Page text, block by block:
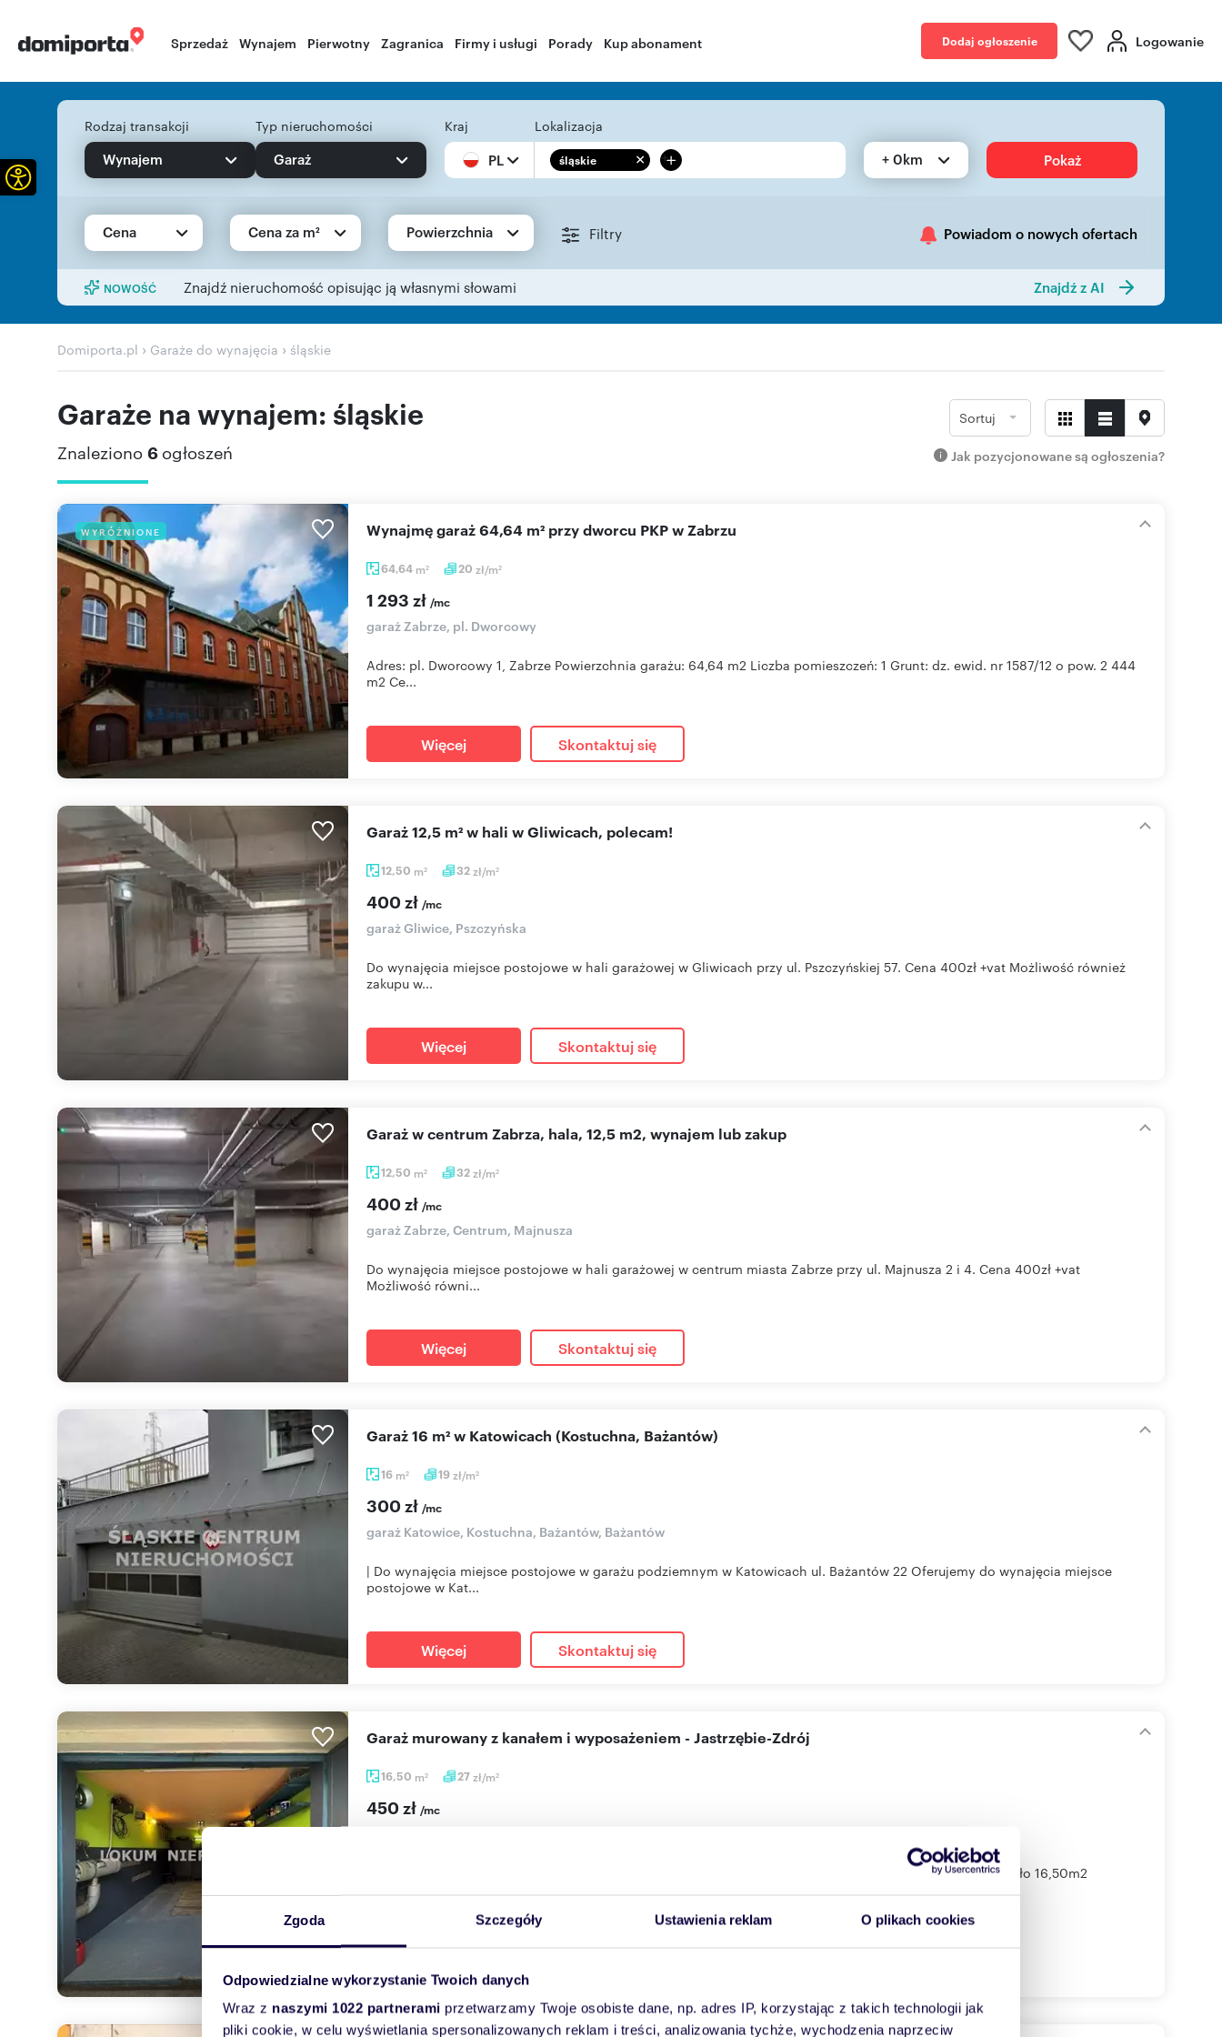
Zgoda Szczegóły Ustawienia reklam O plikach cookies
Odpowiedzialne wykorzystanie Twoich danych
Wraz z naszymi 1022 partnerami przetwarzamy Twoje osobiste dane, np. adres IP, korzystając z takich technologii jak
pliki cookie, w celu wyświetlania spersonalizowanych reklam i treści, analizowania tychże, wychodzenia naprzeciw
Sprzedaż Wynajem Pierwotny Zagranica Firmy i usługi Porady Kup abonament Dodaj ogłoszenie Logowanie
Rodzaj transakcji
Wynajem
Typ nieruchomości
Garaż
Kraj
PL
Lokalizacja
śląskie + + 0km Pokaż
Cena Cena za m² Powierzchnia Filtry Powiadom o nowych ofertach
NOWOŚĆ Znajdź nieruchomość opisując ją własnymi słowami Znajdź z AI
Domiporta.pl › Garaże do wynajęcia › śląskie
Garaże na wynajem: śląskie
Znaleziono 6 ogłoszeń
Sortuj
Jak pozycjonowane są ogłoszenia?
WYRÓŻNIONE
64,64 m2 20 zł/m2
Wynajmę garaż 64,64 m² przy dworcu PKP w Zabrzu
1 293 zł /mc
garaż Zabrze, pl. Dworcowy
Adres: pl. Dworcowy 1, Zabrze Powierzchnia garażu: 64,64 m2 Liczba pomieszczeń: 1 Grunt: dz. ewid. nr 1587/12 o pow. 2 444
m2 Ce...
Więcej Skontaktuj się
12,50 m2 32zł/m2
Garaż 12,5 m² w hali w Gliwicach, polecam!
400 zł /mc
garaż Gliwice, Pszczyńska
Do wynajęcia miejsce postojowe w hali garażowej w Gliwicach przy ul. Pszczyńskiej 57. Cena 400zł +vat Możliwość również
zakupu w...
Więcej Skontaktuj się
12,50 m2 32zł/m2
Garaż w centrum Zabrza, hala, 12,5 m2, wynajem lub zakup
400 zł /mc
garaż Zabrze, Centrum, Majnusza
Do wynajęcia miejsce postojowe w hali garażowej w centrum miasta Zabrze przy ul. Majnusza 2 i 4. Cena 400zł +vat
Możliwość równi...
Więcej Skontaktuj się
16 m2 19zł/m2
Garaż 16 m² w Katowicach (Kostuchna, Bażantów)
300 zł /mc
garaż Katowice, Kostuchna, Bażantów, Bażantów
| Do wynajęcia miejsce postojowe w garażu podziemnym w Katowicach ul. Bażantów 22 Oferujemy do wynajęcia miejsce
postojowe w Kat...
Więcej Skontaktuj się
16,50 m2 27zł/m2
Garaż murowany z kanałem i wyposażeniem - Jastrzębie-Zdrój
450 zł /mc
Do wynajęcia garaż murowany z kanałem oraz wyposażeniem widocznym na zdjęciach o powierzchni około 16,50m2
Otwórz pasek narzędzi